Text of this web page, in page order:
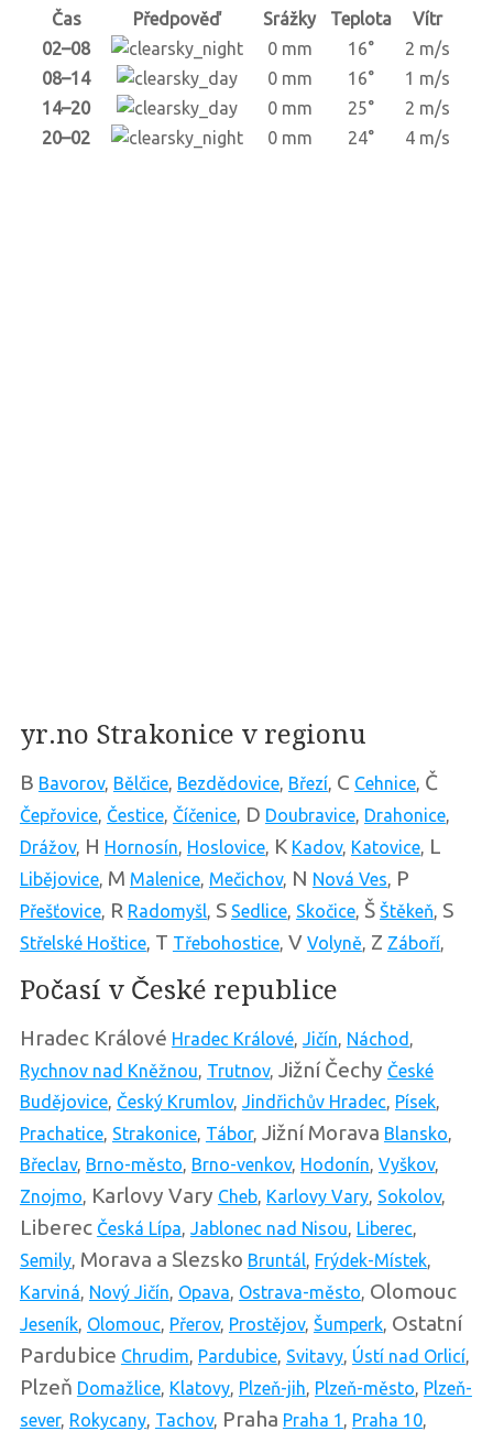
Čas Předpověď Srážky Teplota
Vítr
02–08
0 mm 16°
2 m/s
08–14
0 mm 16°
1 m/s
14–20
0 mm 25°
2 m/s
20–02
0 mm 24° 4 m/s
yr.no Strakonice v regionu
B Bavorov, Bělčice, Bezdědovice, Březí, C Cehnice, Č
Čepřovice, Čestice, Číčenice, D Doubravice, Drahonice,
Drážov, H Hornosín, Hoslovice, K Kadov, Katovice, L
Libějovice, M Malenice, Mečichov, N Nová Ves, P
Přešťovice, R Radomyšl, S Sedlice, Skočice, Š Štěkeň, S
Střelské Hoštice, T Třebohostice, V Volyně, Z Záboří,
Počasí v České republice
Hradec Králové Hradec Králové, Jičín, Náchod ,
Rychnov nad Kněžnou, Trutnov, Jižní Čechy České
Budějovice, Český Krumlov, Jindřichův Hradec, Písek,
Prachatice, Strakonice, Tábor, Jižní Morava Blansko,
Břeclav, Brno-město, Brno-venkov, Hodonín, Vyškov,
Znojmo, Karlovy Vary Cheb, Karlovy Vary, Sokolov,
Liberec Česká Lípa, Jablonec nad Nisou, Liberec,
Semily, Morava a Slezsko Bruntál, Frýdek-Místek,
Karviná, Nový Jičín, Opava, Ostrava-město, Olomouc
Jeseník, Olomouc, Přerov, Prostějov, Šumperk, Ostatní
Pardubice Chrudim, Pardubice, Svitavy, Ústí nad Orlicí,
Plzeň Domažlice, Klatovy, Plzeň-jih, Plzeň-město, Plzeň-
sever, Rokycany, Tachov, Praha Praha 1 , Praha 10,